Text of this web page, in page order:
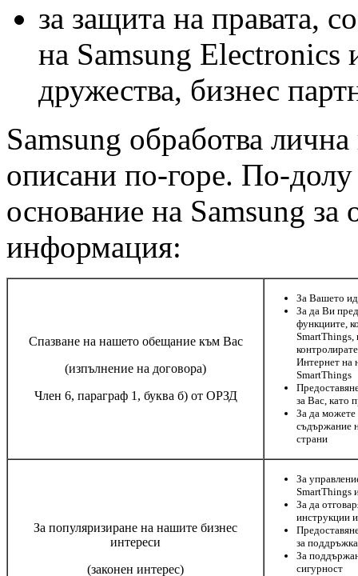
за защита на правата,
на Samsung Electronics
дружества, бизнес
Samsung обработва
описани по-горе. По-
основание на Samsung за
информация:
Спазване на нашето обещание към Вас
(изпълнение на договора)
Член 6, параграф 1, буква б) от ОРЗД
За Вашето
За да Ви
функциите,
SmartThings,
Интернет на
SmartThings
за Вас, като
За да можете
съдържание
страни
За популяризиране на нашите бизнес
интереси
(законен интерес)
За
SmartThings
За да
инструкции
за
За
сигурност